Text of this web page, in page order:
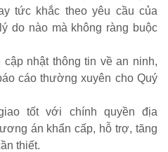
tức khắc theo yêu cầu của
do nào mà không ràng buộc
nhật thông tin về an ninh,
cáo thường xuyên cho Quý
tốt với chính quyền địa
án khẩn cấp, hỗ trợ, tăng
thiết.